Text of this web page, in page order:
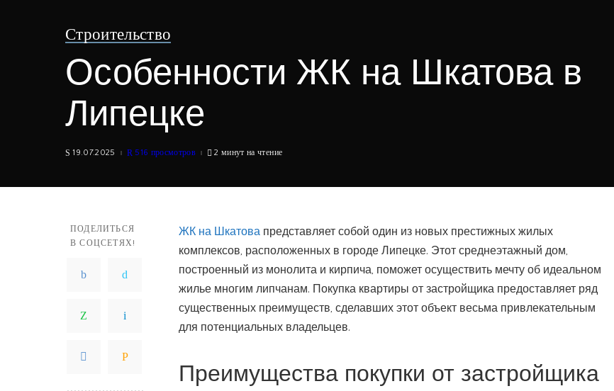
Строительство
Особенности ЖК на Шкатова в
Липецке
19.07.2025 516 просмотров 2 минут на чтение
ПОДЕЛИТЬСЯ
В СОЦСЕТЯХ!
ЖК на Шкатова представляет собой один из новых престижных жилых
комплексов, расположенных в городе Липецке. Этот среднеэтажный дом,
построенный из монолита и кирпича, поможет осуществить мечту об идеальном
жилье многим липчанам. Покупка квартиры от застройщика предоставляет ряд
существенных преимуществ, сделавших этот объект весьма привлекательным
для потенциальных владельцев.
Преимущества покупки от застройщика